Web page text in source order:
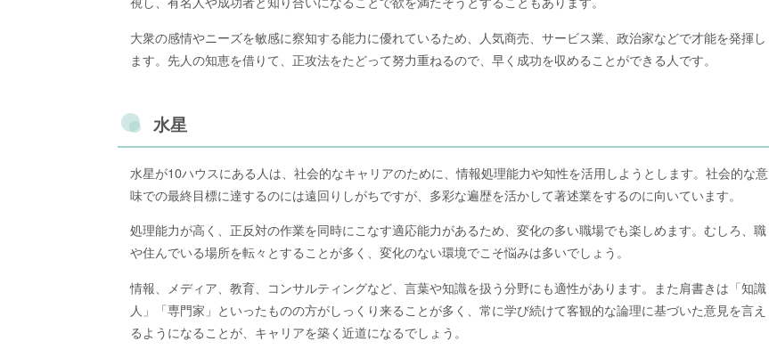
大衆の感情やニーズを敏感に察知する能力に優れているため、人気商売、サービス業、政治家などで才能を発揮し
ます。先人の知恵を借りて、正攻法をたどって努力重ねるので、早く成功を収めることができる人です。
水星
水星が10ハウスにある人は、社会的なキャリアのために、情報処理能力や知性を活用しようとします。社会的な意
味での最終目標に達するのには遠回りしがちですが、多彩な遍歴を活かして著述業をするのに向いています。
処理能力が高く、正反対の作業を同時にこなす適応能力があるため、変化の多い職場でも楽しめます。むしろ、職
や住んでいる場所を転々とすることが多く、変化のない環境でこそ悩みは多いでしょう。
情報、メディア、教育、コンサルティングなど、言葉や知識を扱う分野にも適性があります。また肩書きは「知識
人」「専門家」といったものの方がしっくり来ることが多く、常に学び続けて客観的な論理に基づいた意見を言え
るようになることが、キャリアを築く近道になるでしょう。